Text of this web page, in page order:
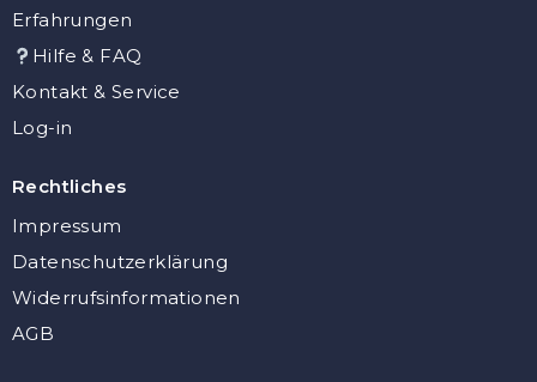
Erfahrungen
Hilfe & FAQ
Kontakt & Service
Log-in
Rechtliches
Impressum
Datenschutzerklärung
Widerrufsinformationen
AGB